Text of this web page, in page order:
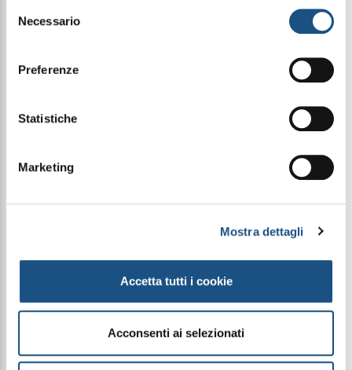
delNecessario
Preferenze
Statistiche
Marketing
Mostra dettagli
Accetta tutti i cookie
Acconsenti ai selezionati
troverai:
- Gel Puro Lenitivo All'Aloe Vera (AV003)
- Premium GiftBox 2024 (GIFTBOX2024) OMAGGIO
Le immagini dei prodotti sono puramente
indicative e possono variare a seconda della
disponibilità del packaging
PRODOTTI CORRELATI
Offerta